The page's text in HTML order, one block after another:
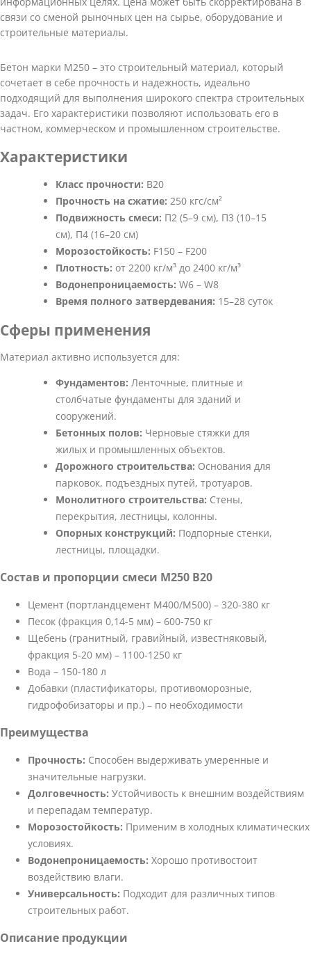
связи со сменой рыночных цен на сырье, оборудование и
строительные материалы.
Бетон марки М250 – это строительный материал, который
сочетает в себе прочность и надежность, идеально
подходящий для выполнения широкого спектра строительных
задач. Его характеристики позволяют использовать его в
частном, коммерческом и промышленном строительстве.
Характеристики
Класс прочности: В20
Прочность на сжатие: 250 кгс/см²
Подвижность смеси: П2 (5–9 см), П3 (10–15
см), П4 (16–20 см)
Морозостойкость: F150 – F200
Плотность: от 2200 кг/м³ до 2400 кг/м³
Водонепроницаемость: W6 – W8
Время полного затвердевания: 15–28 суток
Сферы применения
Материал активно используется для:
Фундаментов: Ленточные, плитные и
столбчатые фундаменты для зданий и
сооружений.
Бетонных полов: Черновые стяжки для
жилых и промышленных объектов.
Дорожного строительства: Основания для
парковок, подъездных путей, тротуаров.
Монолитного строительства: Стены,
перекрытия, лестницы, колонны.
Опорных конструкций: Подпорные стенки,
лестницы, площадки.
Состав и пропорции смеси М250 В20
Цемент (портландцемент М400/М500) – 320-380 кг
Песок (фракция 0,14-5 мм) – 600-750 кг
Щебень (гранитный, гравийный, известняковый,
фракция 5-20 мм) – 1100-1250 кг
Вода – 150-180 л
Добавки (пластификаторы, противоморозные,
гидрофобизаторы и пр.) – по необходимости
Преимущества
Прочность: Способен выдерживать умеренные и
значительные нагрузки.
Долговечность: Устойчивость к внешним воздействиям
и перепадам температур.
Морозостойкость: Применим в холодных климатических
условиях.
Водонепроницаемость: Хорошо противостоит
воздействию влаги.
Универсальность: Подходит для различных типов
строительных работ.
Описание продукции